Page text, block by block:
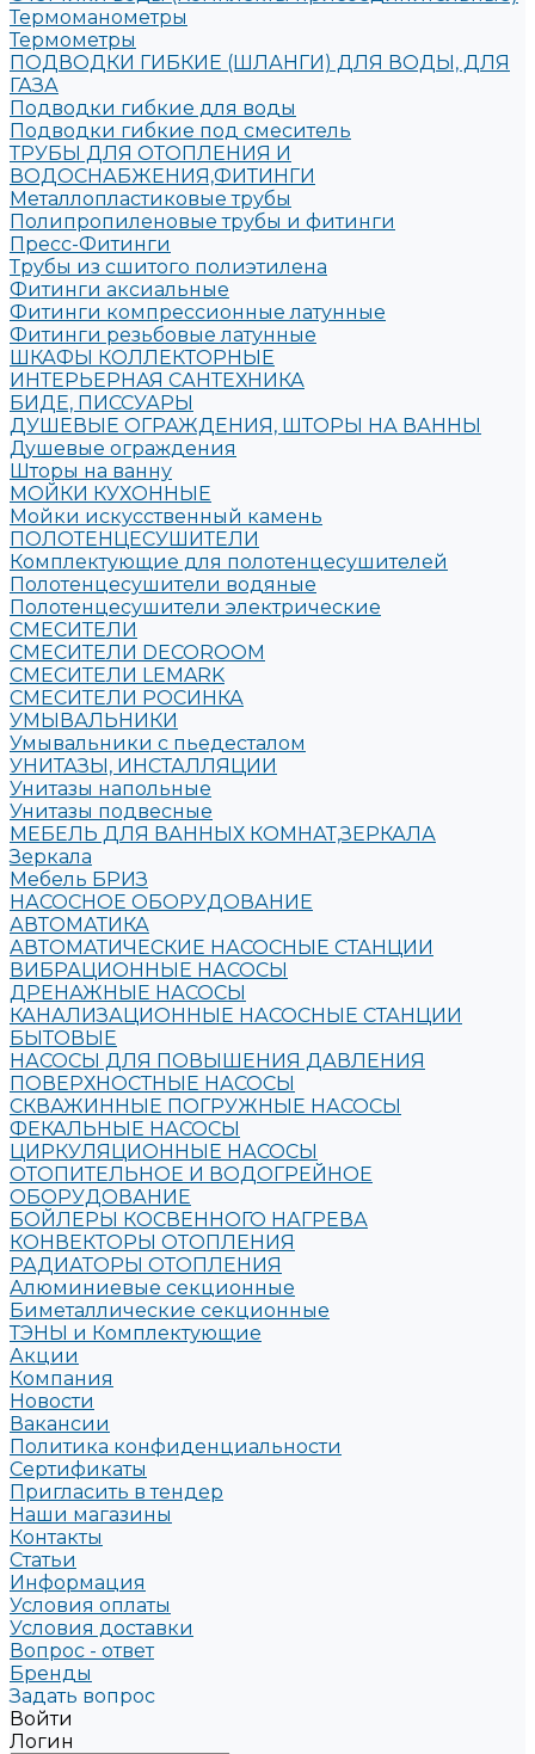
Термоманометры
Термометры
ПОДВОДКИ ГИБКИЕ (ШЛАНГИ) ДЛЯ ВОДЫ, ДЛЯ
ГАЗА
Подводки гибкие для воды
Подводки гибкие под смеситель
ТРУБЫ ДЛЯ ОТОПЛЕНИЯ И
ВОДОСНАБЖЕНИЯ,ФИТИНГИ
Металлопластиковые трубы
Полипропиленовые трубы и фитинги
Пресс-Фитинги
Трубы из сшитого полиэтилена
Фитинги аксиальные
Фитинги компрессионные латунные
Фитинги резьбовые латунные
ШКАФЫ КОЛЛЕКТОРНЫЕ
ИНТЕРЬЕРНАЯ САНТЕХНИКА
БИДЕ, ПИССУАРЫ
ДУШЕВЫЕ ОГРАЖДЕНИЯ, ШТОРЫ НА ВАННЫ
Душевые ограждения
Шторы на ванну
МОЙКИ КУХОННЫЕ
Мойки искусственный камень
ПОЛОТЕНЦЕСУШИТЕЛИ
Комплектующие для полотенцесушителей
Полотенцесушители водяные
Полотенцесушители электрические
СМЕСИТЕЛИ
СМЕСИТЕЛИ DECOROOM
СМЕСИТЕЛИ LEMARK
СМЕСИТЕЛИ РОСИНКА
УМЫВАЛЬНИКИ
Умывальники с пьедесталом
УНИТАЗЫ, ИНСТАЛЛЯЦИИ
Унитазы напольные
Унитазы подвесные
МЕБЕЛЬ ДЛЯ ВАННЫХ КОМНАТ,ЗЕРКАЛА
Зеркала
Мебель БРИЗ
НАСОСНОЕ ОБОРУДОВАНИЕ
АВТОМАТИКА
АВТОМАТИЧЕСКИЕ НАСОСНЫЕ СТАНЦИИ
ВИБРАЦИОННЫЕ НАСОСЫ
ДРЕНАЖНЫЕ НАСОСЫ
КАНАЛИЗАЦИОННЫЕ НАСОСНЫЕ СТАНЦИИ
БЫТОВЫЕ
НАСОСЫ ДЛЯ ПОВЫШЕНИЯ ДАВЛЕНИЯ
ПОВЕРХНОСТНЫЕ НАСОСЫ
СКВАЖИННЫЕ ПОГРУЖНЫЕ НАСОСЫ
ФЕКАЛЬНЫЕ НАСОСЫ
ЦИРКУЛЯЦИОННЫЕ НАСОСЫ
ОТОПИТЕЛЬНОЕ И ВОДОГРЕЙНОЕ
ОБОРУДОВАНИЕ
БОЙЛЕРЫ КОСВЕННОГО НАГРЕВА
КОНВЕКТОРЫ ОТОПЛЕНИЯ
РАДИАТОРЫ ОТОПЛЕНИЯ
Алюминиевые секционные
Биметаллические секционные
ТЭНЫ и Комплектующие
Акции
Компания
Новости
Вакансии
Политика конфиденциальности
Сертификаты
Пригласить в тендер
Наши магазины
Контакты
Статьи
Информация
Условия оплаты
Условия доставки
Вопрос - ответ
Бренды
Задать вопрос
Войти
Логин